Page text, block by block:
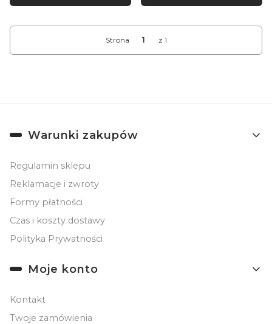
Strona z 1
Linki w stopce
Warunki zakupów
Regulamin sklepu
Reklamacje i zwroty
Formy płatności
Czas i koszty dostawy
Polityka Prywatności
Moje konto
Kontakt
Twoje zamówienia